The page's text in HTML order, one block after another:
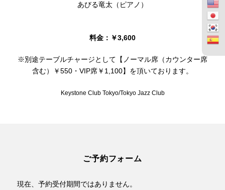
あびる竜太（ピアノ）
料金：￥3,600
※別途テーブルチャージとして【ノーマル席（カウンター席
含む）￥550・VIP席￥1,100】を頂いております。
Keystone Club Tokyo/Tokyo Jazz Club
ご予約フォーム
現在、予約受付期間ではありません。